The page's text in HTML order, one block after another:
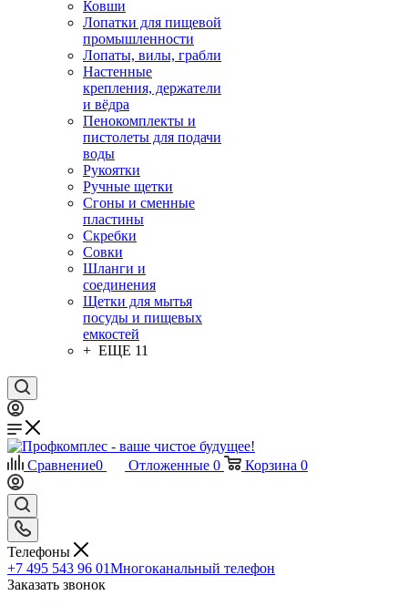
Ковши
Лопатки для пищевой
промышленности
Лопаты, вилы, грабли
Настенные
крепления, держатели
и вёдра
Пенокомплекты и
пистолеты для подачи
воды
Рукоятки
Ручные щетки
Сгоны и сменные
пластины
Скребки
Совки
Шланги и
соединения
Щетки для мытья
посуды и пищевых
емкостей
+ ЕЩЕ 11
Сравнение0 Отложенные 0 Корзина 0
Телефоны
+7 495 543 96 01Многоканальный телефон
Заказать звонок